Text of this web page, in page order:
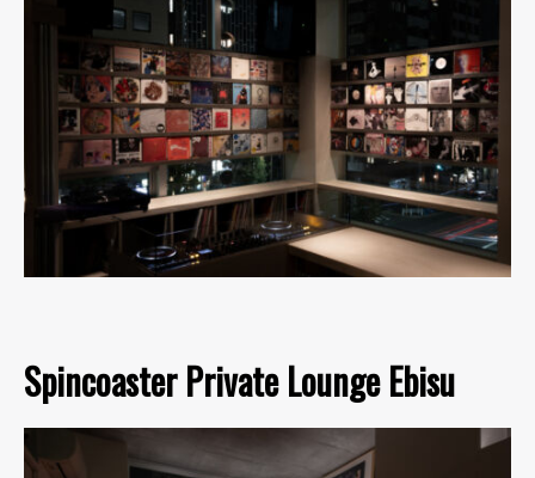
Spincoaster Private Lounge Ebisu